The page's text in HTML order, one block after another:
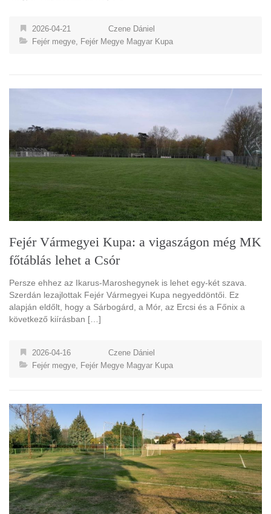
2026-04-21
Czene Dániel
Fejér megye, Fejér Megye Magyar Kupa
Fejér Vármegyei Kupa: a vigaszágon még MK
főtáblás lehet a Csór
Persze ehhez az Ikarus-Maroshegynek is lehet egy-két szava.
Szerdán lezajlottak Fejér Vármegyei Kupa negyeddöntői. Ez
alapján eldőlt, hogy a Sárbogárd, a Mór, az Ercsi és a Főnix a
következő kiírásban […]
2026-04-16
Czene Dániel
Fejér megye Fejér Megye Magyar Kupa